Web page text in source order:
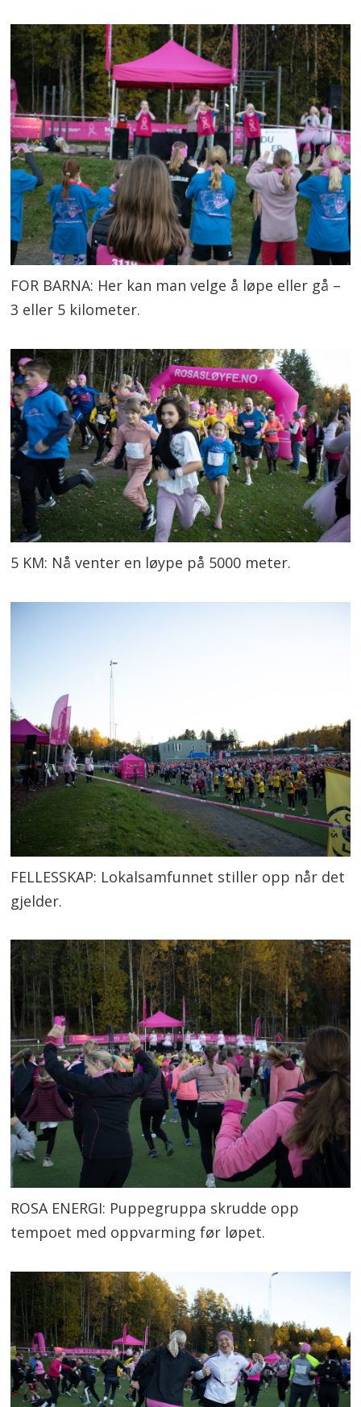
FOR BARNA: Her kan man velge å løpe eller gå –
3 eller 5 kilometer.
5 KM: Nå venter en løype på 5000 meter.
FELLESSKAP: Lokalsamfunnet stiller opp når det
gjelder.
ROSA ENERGI: Puppegruppa skrudde opp
tempoet med oppvarming før løpet.